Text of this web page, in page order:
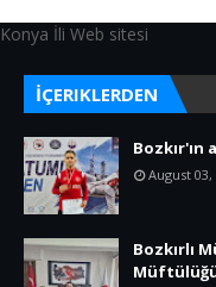
Konya İli Web sitesi
İÇERIKLERDEN
Bozkır'ın
August 03,
Bozkırlı
Müftülüğü